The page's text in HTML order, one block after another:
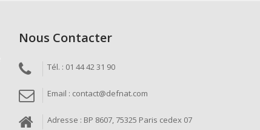
Nous Contacter
Tél. : 01 44 42 31 90
Email : contact@defnat.com
Adresse : BP 8607, 75325 Paris cedex 07